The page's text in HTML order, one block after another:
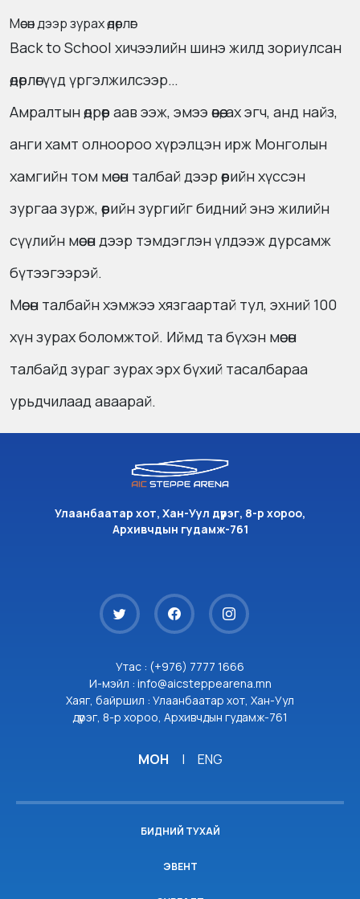
Мөсөн дээр зурах өдөрлөг
Back to School хичээлийн шинэ жилд зориулсан
өдөрлөгүүд үргэлжилсээр…
Амралтын өдрөөр аав ээж, эмээ өвөө, ах эгч, анд найз,
анги хамт олноороо хүрэлцэн ирж Монголын
хамгийн том мөсөн талбай дээр өөрийн хүссэн
зургаа зурж, өөрийн зургийг бидний энэ жилийн
сүүлийн мөсөн дээр тэмдэглэн үлдээж дурсамж
бүтээгээрэй.
Мөсөн талбайн хэмжээ хязгаартай тул, эхний 100
хүн зурах боломжтой. Иймд та бүхэн мөсөн
талбайд зураг зурах эрх бүхий тасалбараа
урьдчилаад аваарай.
Улаанбаатар хот, Хан-Уул дүүрэг, 8-р хороо,
Архивчдын гудамж-761
Утас : (+976) 7777 1666
И-мэйл : info@aicsteppearena.mn
Хаяг, байршил : Улаанбаатар хот, Хан-Уул
дүүрэг, 8-р хороо, Архивчдын гудамж-761
МОН | ENG
БИДНИЙ ТУХАЙ
ЭВЕНТ